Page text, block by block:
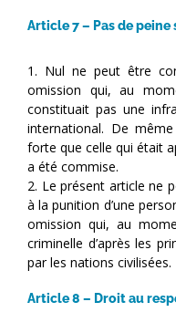
Article 7 – Pas de peine
1. Nul ne peut être
omission qui, au
constituait pas une
international. De
forte que celle qui était
a été commise.
2. Le présent article ne
à la punition d’une
omission qui, au
criminelle d’après les
par les nations civilisées.
Article 8 – Droit au